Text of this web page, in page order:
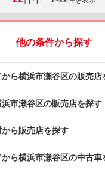
他の条件から探す
ら横浜市瀬谷区の販売店
市瀬谷区の販売店を探す
ら販売店を探す
ら横浜市瀬谷区の中古車